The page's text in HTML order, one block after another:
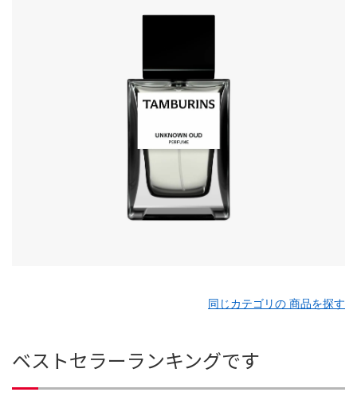
同じカテゴリの 商品を探す
ベストセラーランキングです